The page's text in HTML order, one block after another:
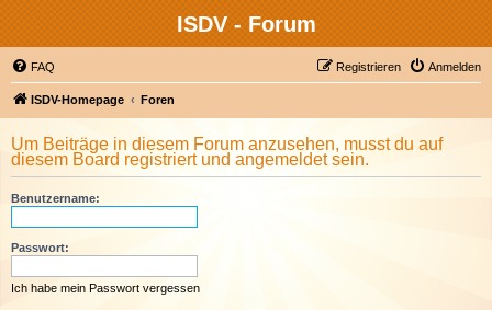
ISDV - Forum
FAQ Anmelden
Registrieren
ISDV-Homepage Foren
Um Beiträge in diesem Forum anzusehen, musst du auf
diesem Board registriert und angemeldet sein.
Benutzername:
Passwort:
Ich habe mein Passwort vergessen